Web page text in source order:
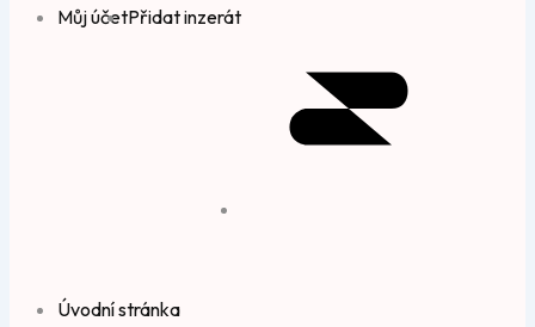
Můj účetPřidat inzerát
Úvodní stránka